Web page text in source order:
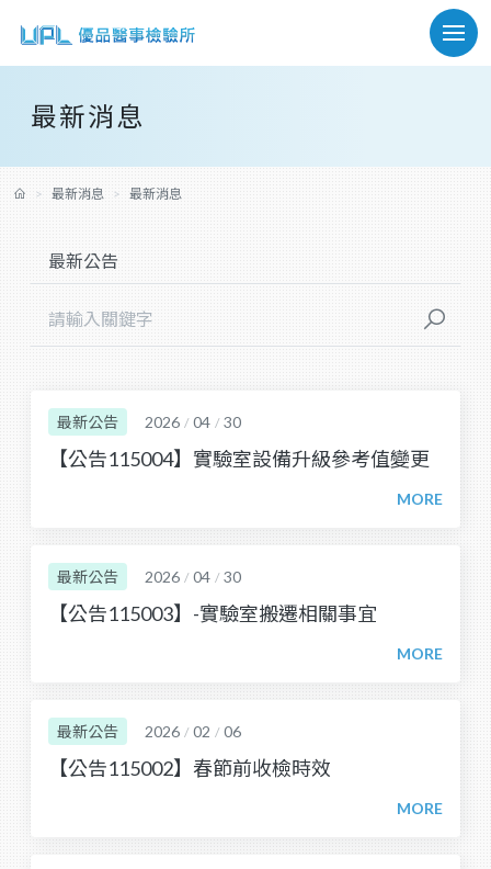
最新消息
最新消息 最新消息
最新公告 2026 / 04 / 30
【公告115004】實驗室設備升級參考值變更
最新公告 2026 / 04 / 30
【公告115003】-實驗室搬遷相關事宜
最新公告 2026 / 02 / 06
【公告115002】春節前收檢時效